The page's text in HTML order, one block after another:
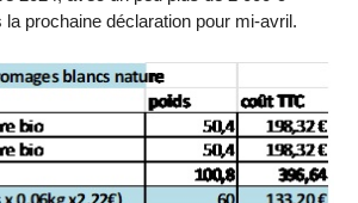
la prochaine déclaration pour mi-avril.